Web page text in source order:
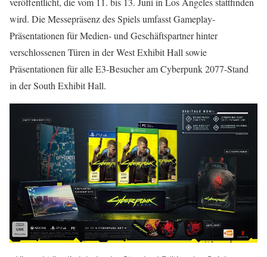
wird. Die Messepräsenz des Spiels umfasst Gameplay-
Präsentationen für Medien- und Geschäftspartner hinter
verschlossenen Türen in der West Exhibit Hall sowie
Präsentationen für alle E3-Besucher am Cyberpunk 2077-Stand
in der South Exhibit Hall.